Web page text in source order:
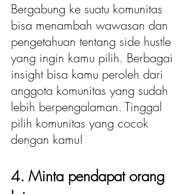
Bergabung ke suatu komunitas
bisa menambah wawasan dan
pengetahuan tentang side hustle
yang ingin kamu pilih. Berbagai
insight bisa kamu peroleh dari
anggota komunitas yang sudah
lebih berpengalaman. Tinggal
pilih komunitas yang cocok
dengan kamu!
4. Minta pendapat orang